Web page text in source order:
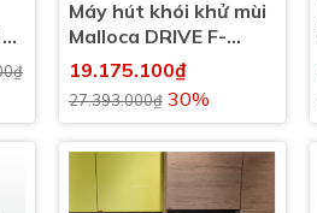
Máy hút khói khử mùi
Malloca DRIVE F-
152B
19.175.100₫
27.393.000₫30%